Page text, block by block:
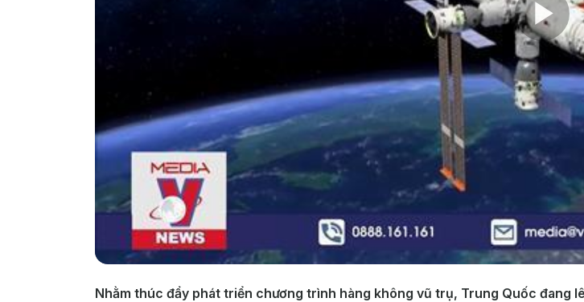
Nhằm thúc đẩy phát triển chương trình hàng không vũ trụ, Trung Quốc đang